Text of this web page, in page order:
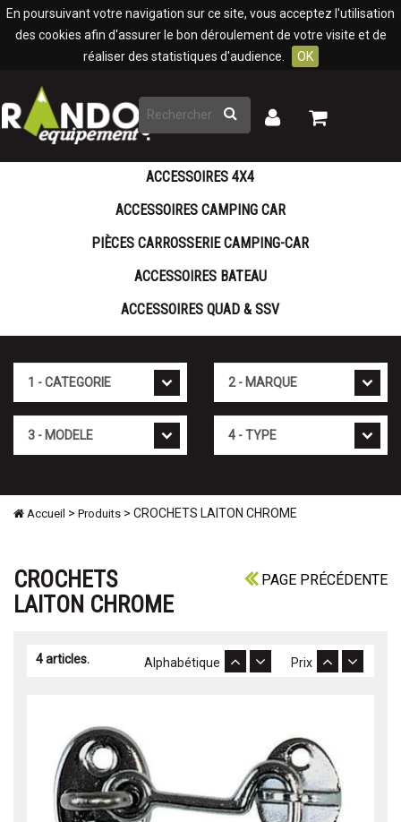
En poursuivant votre navigation sur ce site, vous acceptez l'utilisation
des cookies afin d'assurer le bon déroulement de votre visite et de
réaliser des statistiques d'audience.
OK
Rechercher
Mon
Mon
ACCESSOIRES 4X4
ACCESSOIRES CAMPING CAR
PIÈCES CARROSSERIE CAMPING-CAR
ACCESSOIRES BATEAU
ACCESSOIRES QUAD & SSV
Accueil > Produits > CROCHETS LAITON CHROME
PAGE PRÉCÉDENTE
CROCHETS
LAITON CHROME
4 articles. Prix
Alphabétique
Panneau de gestion des cookies